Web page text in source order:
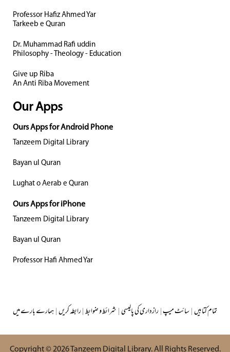
Professor Hafiz Ahmed Yar
Tarkeeb e Quran
Dr. Muhammad Rafi uddin
Philosophy - Theology - Education
Give up Riba
An Anti Riba Movement
Our Apps
Ours Apps for Android Phone
Tanzeem Digital Library
Bayan ul Quran
Lughat o Aerab e Quran
Ours Apps for iPhone
Tanzeem Digital Library
Bayan ul Quran
Professor Hafi Ahmed Yar
ہمارے بارے میں|رابطہ کریں|شرائط و ضوابط|رازداری کی پالیسی|سائٹ میپ|تمام کتابیں
Copyright © 2026Tanzeem Digital Library. All Rights Reserved.